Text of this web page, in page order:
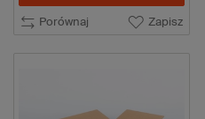
Porównaj Zapisz